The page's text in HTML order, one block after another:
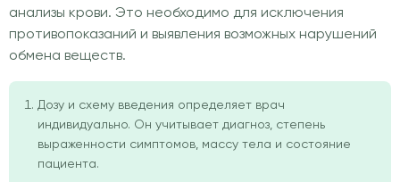
анализы крови. Это необходимо для исключения
противопоказаний и выявления возможных нарушений
обмена веществ.
Дозу и схему введения определяет врач
индивидуально. Он учитывает диагноз, степень
выраженности симптомов, массу тела и состояние
пациента.